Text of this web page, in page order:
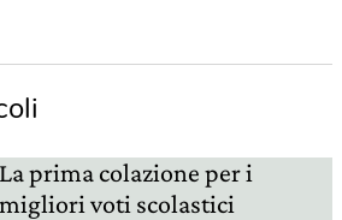
La prima colazione per i
migliori voti scolastici